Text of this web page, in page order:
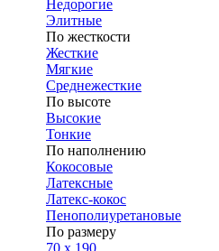
Недорогие
Элитные
По жесткости
Жесткие
Мягкие
Среднежесткие
По высоте
Высокие
Тонкие
По наполнению
Кокосовые
Латексные
Латекс-кокос
Пенополиуретановые
По размеру
70 х 190